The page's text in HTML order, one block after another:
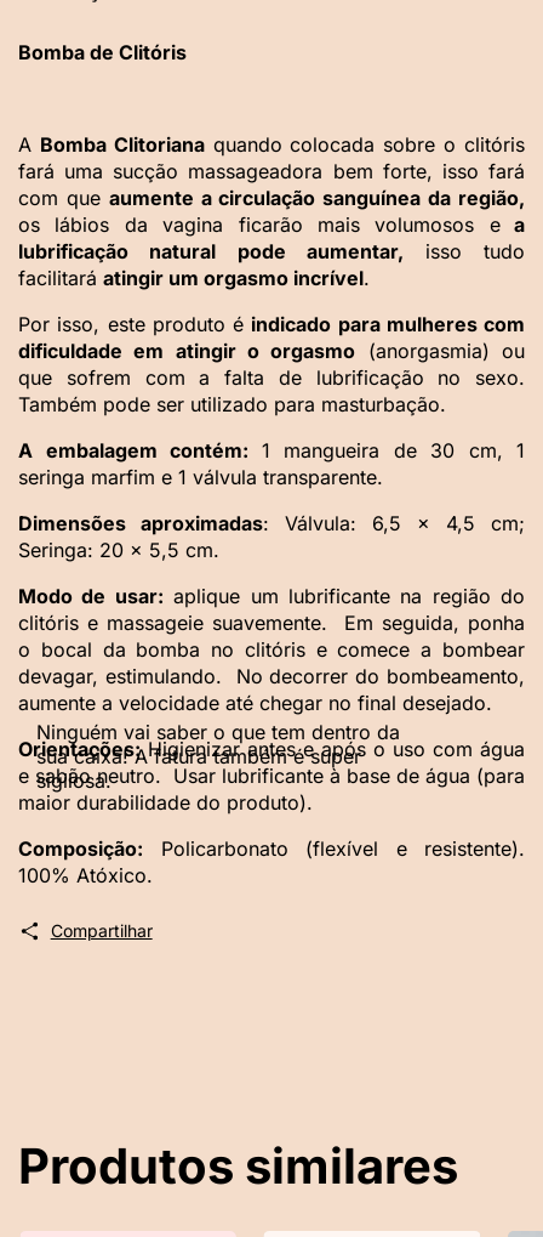
Bomba de Clitóris
A Bomba Clitorianaquando colocada sobre o clitóris
fará uma sucção massageadora bem forte, isso fará
com que aumente a circulação sanguínea da região,
os lábios da vagina ficarão mais volumosos e a
lubrificação natural pode aumentar, isso tudo
facilitará atingir um orgasmo incrível.
Por isso, este produto é indicado para mulheres com
dificuldade em atingir o orgasmo (anorgasmia) ou
que sofrem com a falta de lubrificação no sexo.
Também pode ser utilizado para masturbação.
A embalagem contém: 1 mangueira de 30 cm, 1
seringa marfim e 1 válvula transparente.
Dimensões aproximadas: Válvula: 6,5 x 4,5 cm;
Seringa: 20 x 5,5 cm.
Modo de usar: aplique um lubrificante na região do
clitóris e massageie suavemente. Em seguida, ponha
o bocal da bomba no clitóris e comece a bombear
devagar, estimulando. No decorrer do bombeamento,
aumente a velocidade até chegar no final desejado.
Orientações:Higienizar antes e após o uso com água
e sabão neutro. Usar lubrificante à base de água (para
maior durabilidade do produto).
Composição: Policarbonato (flexível e resistente).
100% Atóxico.
Compartilhar
Produtos similares